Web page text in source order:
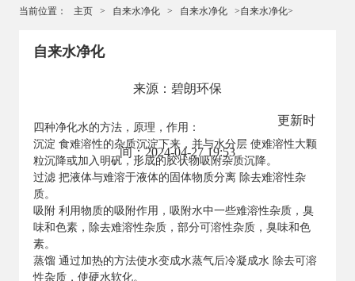
当前位置： 主页 > 自来水净化 > 自来水净化 >自来水净化>
自来水净化
来源：碧朗环保
更新时
间：2024-04-27 19:53
四种净化水的方法，原理，作用：
沉淀 食难溶性的杂质沉淀下来，并与水分层 使难溶性大颗
粒沉降或加入明矾，形成的胶状物吸附杂质沉降。
过滤 把液体与难溶于液体的固体物质分离 除去难溶性杂
质。
吸附 利用物质的吸附作用，吸附水中一些难溶性杂质，臭
味和色素，除去难溶性杂质，部分可溶性杂质，臭味和色
素。
蒸馏 通过加热的方法使水变成水蒸气后冷凝成水 除去可溶
性杂质，使硬水软化。